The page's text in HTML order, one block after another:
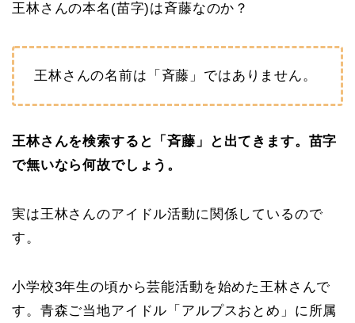
王林さんの本名(苗字)は斉藤なのか？
王林さんの名前は「斉藤」ではありません。
王林さんを検索すると「斉藤」と出てきます。苗字
で無いなら何故でしょう。
実は王林さんのアイドル活動に関係しているので
す。
小学校3年生の頃から芸能活動を始めた王林さんで
す。青森ご当地アイドル「アルプスおとめ」に所属